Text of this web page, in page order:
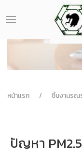
หน้าแรก ชิ้นงานรณ
ปัญหา